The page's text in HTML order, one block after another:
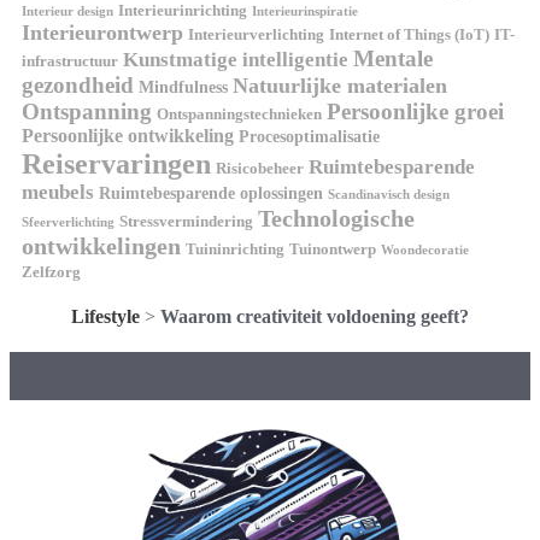
Interieur design Interieurinrichting Interieurinspiratie
Interieurontwerp Interieurverlichting Internet of Things (IoT) IT-
infrastructuur Kunstmatige intelligentie Mentale
gezondheid Mindfulness Natuurlijke materialen
Ontspanning Ontspanningstechnieken Persoonlijke groei
Persoonlijke ontwikkeling Procesoptimalisatie
Reiservaringen Risicobeheer Ruimtebesparende
meubels Ruimtebesparende oplossingen Scandinavisch design
Sfeerverlichting Stressvermindering Technologische
ontwikkelingen Tuininrichting Tuinontwerp Woondecoratie
Zelfzorg
Lifestyle > Waarom creativiteit voldoening geeft?